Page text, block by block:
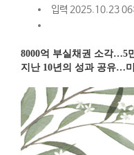
입력 2025.10.23
8000억 부실채권 소각…5
지난 10년의 성과 공유…